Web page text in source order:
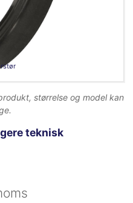
størrelse og model kan
teknisk